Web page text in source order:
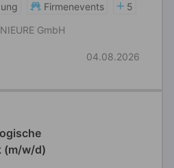
Firmenevents
5
GmbH
04.08.2026
(m/w/d)